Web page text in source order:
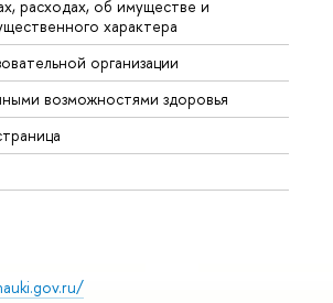
расходах, об имуществе и
характера
организации
возможностями здоровья